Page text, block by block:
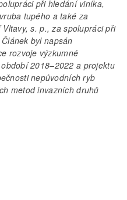
při hledání viníka,
tupého a také za
s. p., za spolupráci při
byl napsán
rozvoje výzkumné
2018–2022 a projektu
nepůvodních ryb
metod invazních druhů